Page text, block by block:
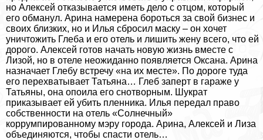
но Алексей отказывается иметь дело с отцом, который
его обманул. Арина намерена бороться за свой бизнес и
своих близких, но и Илья сбросил маску – он хочет
уничтожить Глеба и его отель и лишить жену всего, что ей
дорого. Алексей готов начать новую жизнь вместе с
Лизой, но в отеле неожиданно появляется Оксана. Арина
назначает Глебу встречу «на их месте». По дороге туда
его перехватывает Татьяна… Глеб заперт в гараже у
Татьяны, она опоила его снотворным. Шукрат
приказывает ей убить пленника. Илья передал право
собственности на отель «Солнечный»
коррумпированному мэру города. Арина, Алексей и Лиза
объединяются, чтобы спасти отель…